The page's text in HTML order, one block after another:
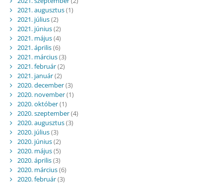
2021. augusztus(1)
2021. július(2)
2021. június(2)
2021. május(4)
2021. április(6)
2021. március(3)
2021. február(2)
2021. január(2)
2020. december(3)
2020. november(1)
2020. október(1)
2020. szeptember(4)
2020. augusztus(3)
2020. július(3)
2020. június(2)
2020. május(5)
2020. április(3)
2020. március(6)
2020. február(3)